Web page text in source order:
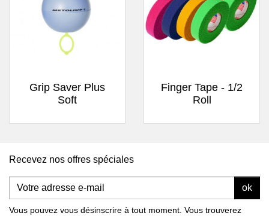
Grip Saver Plus
Soft
Finger Tape - 1/2
Roll
Recevez nos offres spéciales
ok
Vous pouvez vous désinscrire à tout moment. Vous trouverez